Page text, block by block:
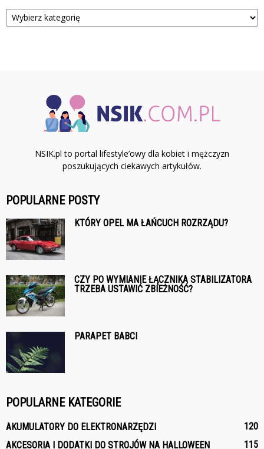
Kategorie
NSIK.pl to portal lifestyle’owy dla kobiet i mężczyzn
poszukujących ciekawych artykułów.
POPULARNE POSTY
KTÓRY OPEL MA ŁAŃCUCH ROZRZĄDU?
CZY PO WYMIANIE ŁĄCZNIKA STABILIZATORA
TRZEBA USTAWIĆ ZBIEŻNOŚĆ?
PARAPET BABCI
POPULARNE KATEGORIE
AKUMULATORY DO ELEKTRONARZĘDZI
120
AKCESORIA I DODATKI DO STROJÓW NA HALLOWEEN
115